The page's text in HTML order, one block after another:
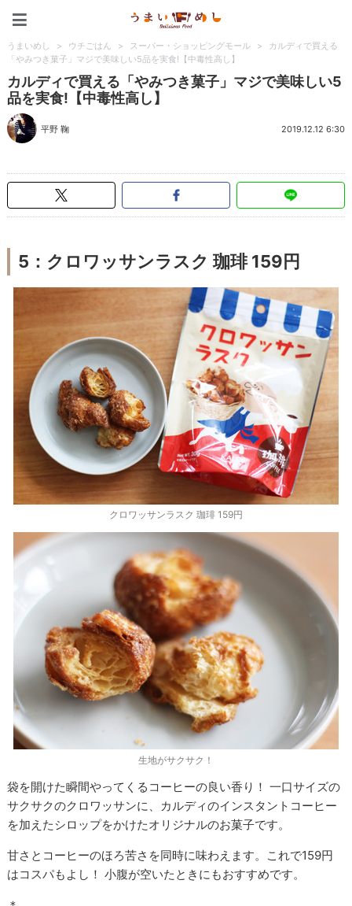
うまいめし > ウチごはん > スーパー・ショッピングモール >
カルディで買える
「やみつき菓子」マジで美味しい5品を実食!【中毒性高し】
カルディで買える「やみつき菓子」マジで美味しい5
品を実食!【中毒性高し】
平野 鞠 2019.12.12 6:30
5：クロワッサンラスク 珈琲 159円
クロワッサンラスク 珈琲 159円
生地がサクサク！
袋を開けた瞬間やってくるコーヒーの良い香り！ 一口サイズの
サクサクのクロワッサンに、カルディのインスタントコーヒー
を加えたシロップをかけたオリジナルのお菓子です。
甘さとコーヒーのほろ苦さを同時に味わえます。これで159円
はコスパもよし！ 小腹が空いたときにもおすすめです。